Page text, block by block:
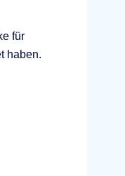
für
haben.